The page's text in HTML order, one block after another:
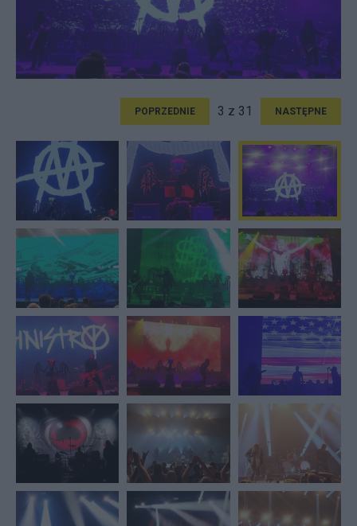
POPRZEDNIE 3 z 31 NASTĘPNE